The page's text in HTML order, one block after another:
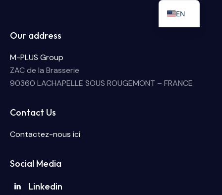
Our address
M-PLUS Group
ZAC de la Brasserie
90360 LACHAPELLE SOUS ROUGEMONT – FRANCE
Contact Us
Contactez-nous ici
Social Media
Linkedin
EN